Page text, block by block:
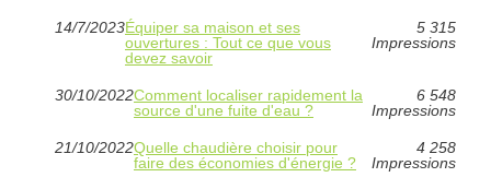
14/7/2023Équiper sa maison et ses
ouvertures : Tout ce que vous
devez savoir
5 315
Impressions
30/10/2022Comment localiser rapidement la
source d'une fuite d'eau ?
6 548
Impressions
21/10/2022Quelle chaudière choisir pour
faire des économies d'énergie ?
4 258
Impressions